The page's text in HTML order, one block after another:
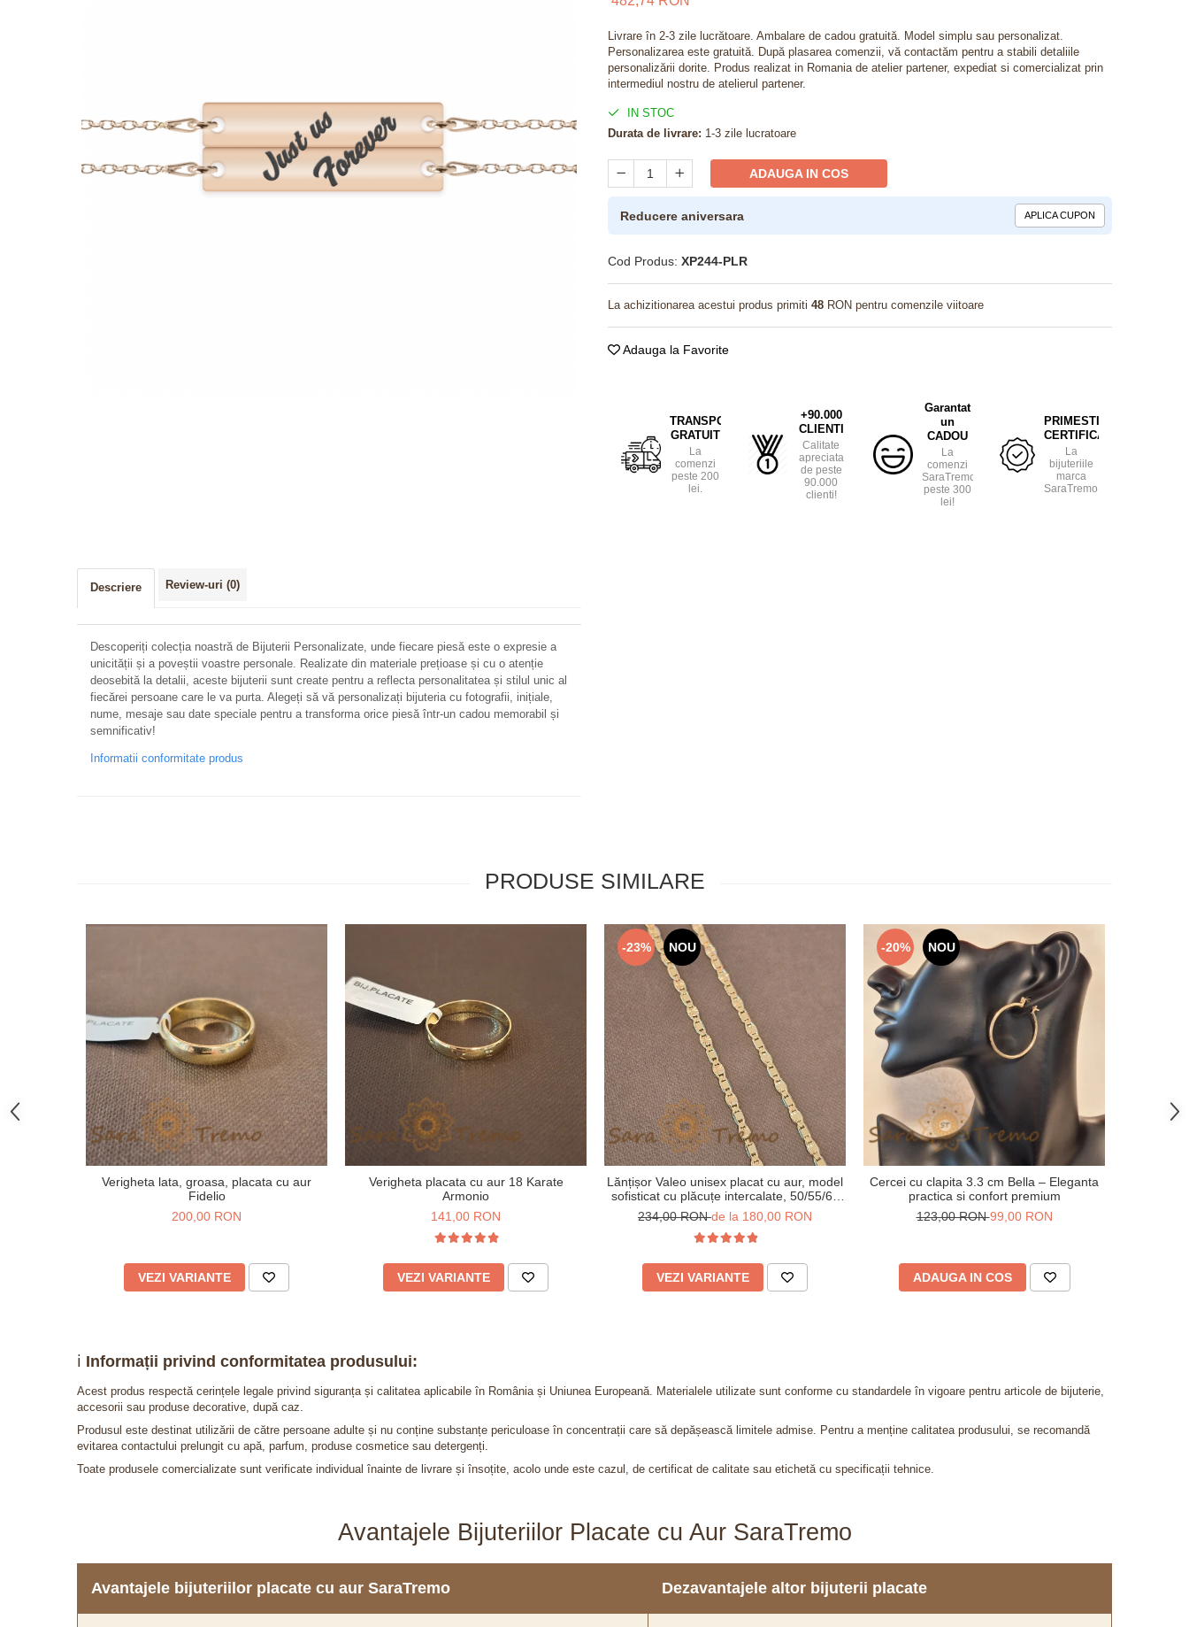
Bijuterii din argint placate cu aur
Livrare în 2-3 zile lucrătoare. Ambalare de cadou gratuită. Model simplu sau personalizat.
Personalizarea este gratuită. După plasarea comenzii, vă contactăm pentru a stabili detaliile
personalizării dorite. Produs realizat in Romania de atelier partener, expediat si comercializat prin
intermediul nostru de atelierul partener.
IN STOC
Durata de livrare: 1-3 zile lucratoare
ADAUGA IN COS
Reducere aniversara APLICA CUPON
Cod Produs: XP244-PLR
La achizitionarea acestui produs primiti 48 RON pentru comenzile viitoare
Adauga la Favorite
TRANSPORT
GRATUIT
La
comenzi
peste 200
lei.
+90.000
CLIENTI
Calitate
apreciata
de peste
90.000
clienti!
Garantat
un
CADOU
La
comenzi
SaraTremo
peste 300
lei!
PRIMESTI
CERTIFICAT
La
bijuteriile
marca
SaraTremo.
Descriere Review-uri (0)
Descoperiți colecția noastră de Bijuterii Personalizate, unde fiecare piesă este o expresie a
unicității și a poveștii voastre personale. Realizate din materiale prețioase și cu o atenție
deosebită la detalii, aceste bijuterii sunt create pentru a reflecta personalitatea și stilul unic al
fiecărei persoane care le va purta. Alegeți să vă personalizați bijuteria cu fotografii, inițiale,
nume, mesaje sau date speciale pentru a transforma orice piesă într-un cadou memorabil și
semnificativ!
Informatii conformitate produs
PRODUSE SIMILARE
Verigheta lata, groasa, placata cu aur
Fidelio
200,00 RON
VEZI VARIANTE
Verigheta placata cu aur 18 Karate
Armonio
141,00 RON
VEZI VARIANTE
-23% NOU
Lănțișor Valeo unisex placat cu aur, model
sofisticat cu plăcuțe intercalate, 50/55/60
cm
234,00 RONde la 180,00 RON
VEZI VARIANTE
-20% NOU
Cercei cu clapita 3.3 cm Bella – Eleganta
practica si confort premium
123,00 RON99,00 RON
ADAUGA IN COS
ℹ️ Informații privind conformitatea produsului:
Acest produs respectă cerințele legale privind siguranța și calitatea aplicabile în România și Uniunea Europeană. Materialele utilizate sunt conforme cu standardele în vigoare pentru articole de bijuterie,
accesorii sau produse decorative, după caz.
Produsul este destinat utilizării de către persoane adulte și nu conține substanțe periculoase în concentrații care să depășească limitele admise. Pentru a menține calitatea produsului, se recomandă
evitarea contactului prelungit cu apă, parfum, produse cosmetice sau detergenți.
Toate produsele comercializate sunt verificate individual înainte de livrare și însoțite, acolo unde este cazul, de certificat de calitate sau etichetă cu specificații tehnice.
Avantajele Bijuteriilor Placate cu Aur SaraTremo
Avantajele bijuteriilor placate cu aur SaraTremo Dezavantajele altor bijuterii placate